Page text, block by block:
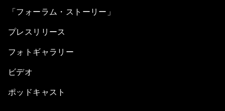
「フォーラム・ストーリー」
プレスリリース
フォトギャラリー
ビデオ
ポッドキャスト